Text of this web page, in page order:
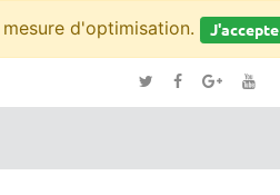
d'optimisation. J'accepte